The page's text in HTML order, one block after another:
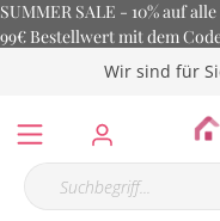
SUMMER SALE - 10% auf
99€ Bestellwert mit dem
Wir sind für